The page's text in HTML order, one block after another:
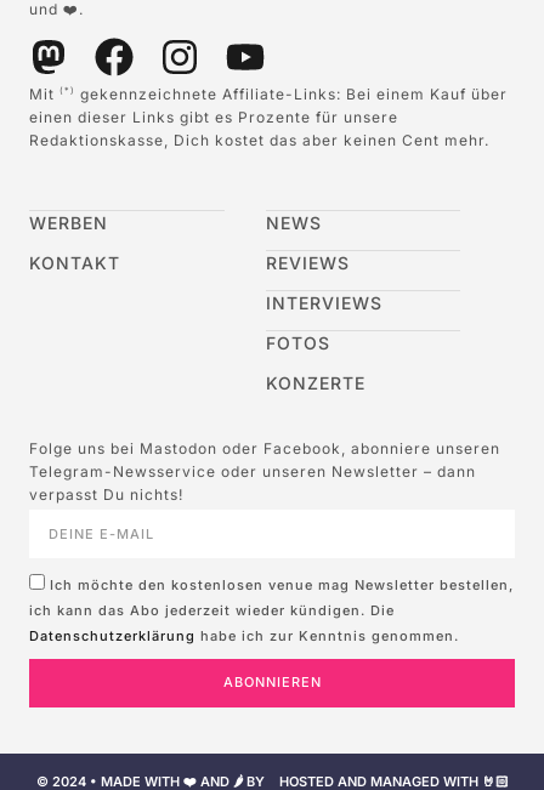
und ❤️.
Mit (*)
gekennzeichnete Affiliate-Links: Bei einem Kauf über
einen dieser Links gibt es Prozente für unsere
Redaktionskasse, Dich kostet das aber keinen Cent mehr.
WERBEN
KONTAKT
NEWS
REVIEWS
INTERVIEWS
FOTOS
KONZERTE
Folge uns bei Mastodon oder Facebook, abonniere unseren
Telegram-Newsservice oder unseren Newsletter – dann
verpasst Du nichts!
Ich möchte den kostenlosen venue mag Newsletter bestellen,
ich kann das Abo jederzeit wieder kündigen. Die
Datenschutzerklärung habe ich zur Kenntnis genommen.
ABONNIEREN
© 2024 • MADE WITH ❤️ AND 🌶️ BY
HOSTED AND MANAGED WITH 🤘🏻